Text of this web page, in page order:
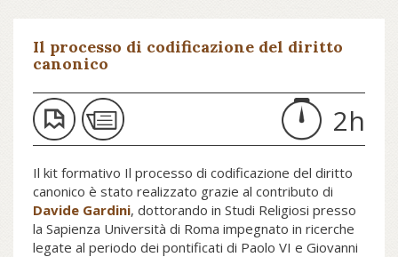
Il processo di codificazione del diritto
canonico
2h
Il kit formativo Il processo di codificazione del diritto
canonico è stato realizzato grazie al contributo di
Davide Gardini, dottorando in Studi Religiosi presso
la Sapienza Università di Roma impegnato in ricerche
legate al periodo dei pontificati di Paolo VI e Giovanni